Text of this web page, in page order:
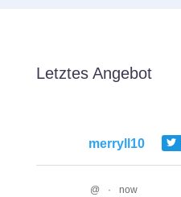
Letztes Angebot
merryll10
@ · now